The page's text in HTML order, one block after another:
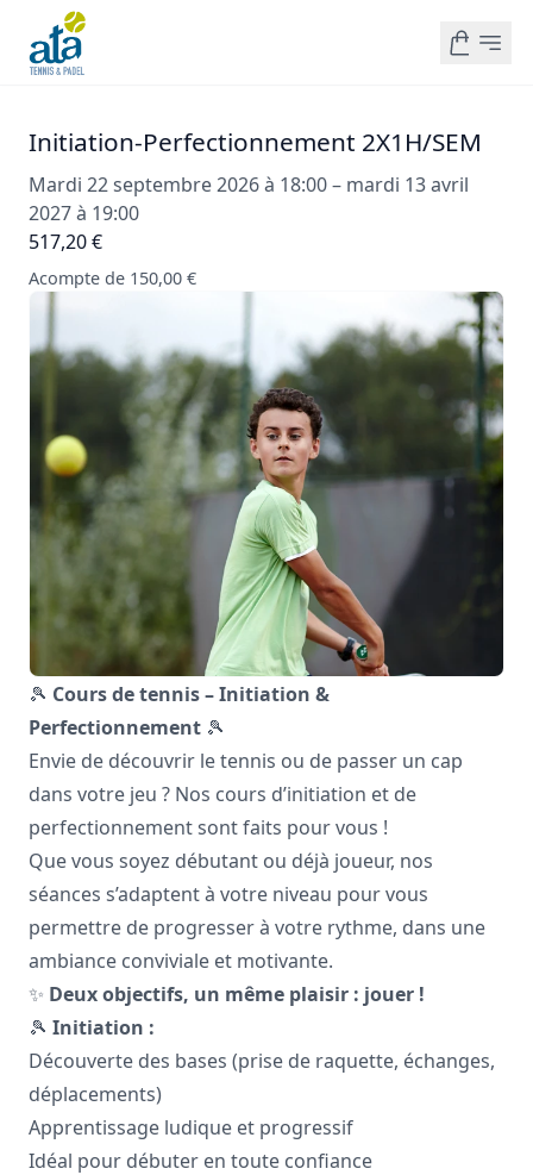
Initiation-Perfectionnement 2X1H/SEM
Mardi 22 septembre 2026 à 18:00 – mardi 13 avril
2027 à 19:00
517,20 €
Acompte de 150,00 €
🎾 Cours de tennis – Initiation &
Perfectionnement 🎾
Envie de découvrir le tennis ou de passer un cap
dans votre jeu ? Nos cours d’initiation et de
perfectionnement sont faits pour vous !
Que vous soyez débutant ou déjà joueur, nos
séances s’adaptent à votre niveau pour vous
permettre de progresser à votre rythme, dans une
ambiance conviviale et motivante.
✨ Deux objectifs, un même plaisir : jouer !
🎾 Initiation :
Découverte des bases (prise de raquette, échanges,
déplacements)
Apprentissage ludique et progressif
Idéal pour débuter en toute confiance